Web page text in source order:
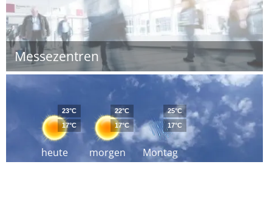
Messezentren
heute
23°C
17°C
morgen
22°C
17°C
Montag
25°C
17°C